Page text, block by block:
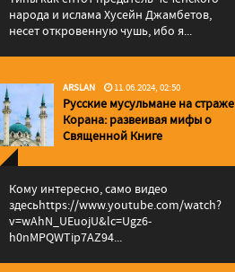
народа и ислама Хусейн Джамбетов,
несет откровенную чушь, ибо я...
ARSLAN 11.06.2024, 02:50
Русские мусульмане на страже
Корана: pазвеивая мифы о
Священной Книге
Кому интересно, само видео
здесьhttps://www.youtube.com/watch?
v=wAhN_UEuojU&lc=Ugz6-
h0nMPQWTip7AZ94...